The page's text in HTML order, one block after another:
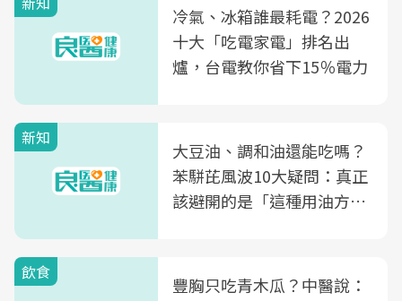
冷氣、冰箱誰最耗電？2026
十大「吃電家電」排名出
爐，台電教你省下15％電力
新知
大豆油、調和油還能吃嗎？
苯駢芘風波10大疑問：真正
該避開的是「這種用油方
飲食
豐胸只吃青木瓜？中醫說：